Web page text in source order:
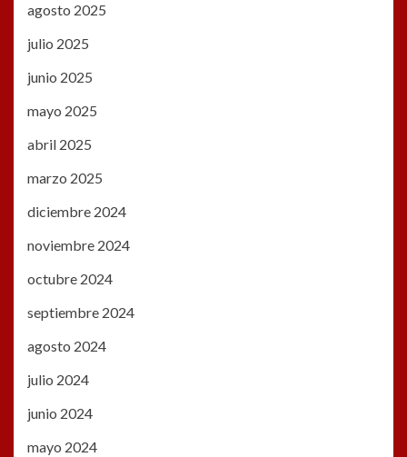
agosto 2025
julio 2025
junio 2025
mayo 2025
abril 2025
marzo 2025
diciembre 2024
noviembre 2024
octubre 2024
septiembre 2024
agosto 2024
julio 2024
junio 2024
mayo 2024